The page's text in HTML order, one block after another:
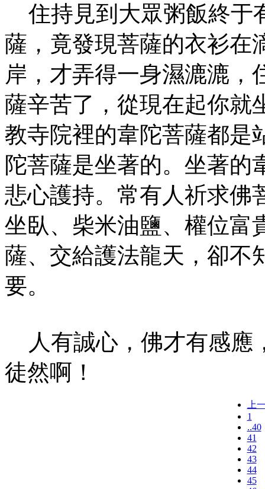
住持見到大眾粥飯終于
薩，竟發現菩薩的衣衫在
岸，才弄得一身濕漉漉，
薩辛苦了，從現在起你就
教寺院裡的韋陀菩薩都是
陀菩薩是坐著的。坐著的
悲心護持。常有人祈求佛
坐臥、柴米油鹽、權位富
薩、交給護法龍天，卻不
要。
人有誠心，佛才有感應
徒然啊！
上
1
..40
41
42
43
44
45